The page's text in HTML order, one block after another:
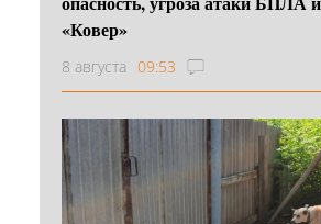
«Ковер»
8 августа 09:53